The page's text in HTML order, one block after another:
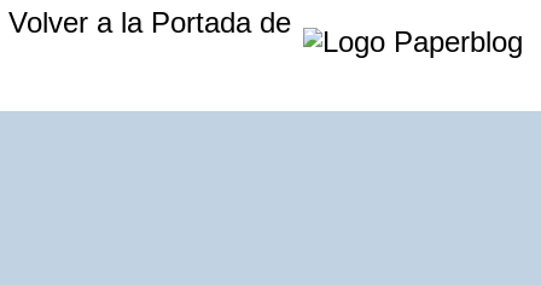
Volver a la Portada de